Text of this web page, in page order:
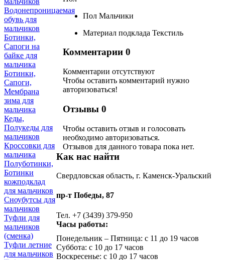
Пол Мальчики
Материал подклада Текстиль
Комментарии 0
Комментарии отсутствуют
Чтобы оставить комментарий нужно
авторизоваться!
Отзывы 0
Чтобы оcтавить отзыв и голосовать
необходимо авторизоваться.
Отзывов для данного товара пока нет.
Водонепроницаемая
обувь для
мальчиков
Ботинки,
Сапоги на
байке для
мальчика
Ботинки,
Сапоги,
Мембрана
зима для
мальчика
Кеды,
Полукеды для
мальчиков
Кроссовки для
мальчика
Полуботинки,
Ботинки
кожподклад
для мальчиков
Сноубутсы для
мальчиков
Туфли для
мальчиков
(сменка)
Туфли летние
для мальчиков
Как нас найти
Свердловская область, г. Каменск-Уральский
пр-т Победы, 87
Тел. +7 (3439) 379-950
Часы работы:
Понедельник – Пятница: с 11 до 19 часов
Суббота: с 10 до 17 часов
Воскресенье: с 10 до 17 часов